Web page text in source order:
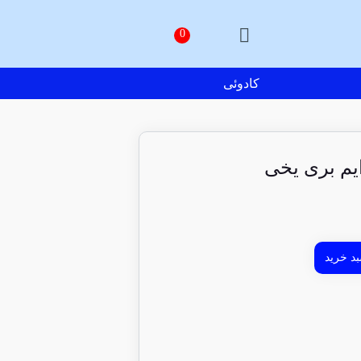
کادوئی
بری یخی
خرید